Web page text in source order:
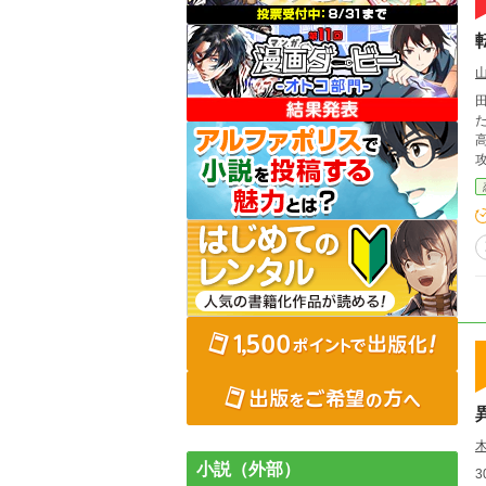
小説（外部）